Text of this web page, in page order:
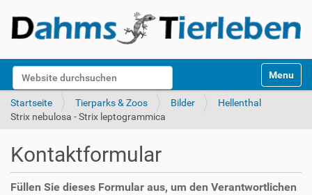
Website durchsuchen
k
Toggle
Startseite Tierparks & Zoos Bilder
Hellenthal
Strix nebulosa - Strix leptogrammica
Kontaktformular
Füllen Sie dieses Formular aus, um den Verantwortlichen